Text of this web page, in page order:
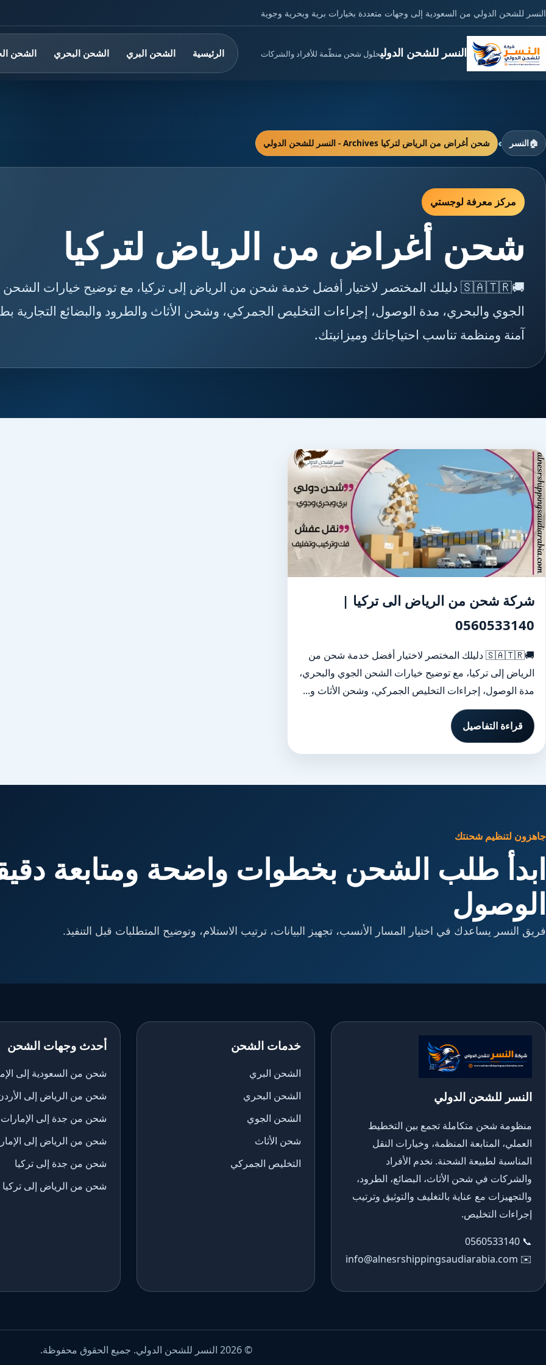
النسر للشحن الدولي من السعودية إلى وجهات متعددة بخيارات برية وبحرية وجوية
النسر للشحن الدوليحلول شحن منظّمة للأفراد والشركات الرئيسية الشحن البري الشحن البحري الشحن
🏠النسر › شحن أغراض من الرياض لتركيا Archives - النسر للشحن الدولي
مركز معرفة لوجستي
شحن أغراض من الرياض لتركيا
🚚🇸🇦🇹🇷 دليلك المختصر لاختيار أفضل خدمة شحن من الرياض إلى تركيا، مع توضيح خيارات الشحن
الجوي والبحري، مدة الوصول، إجراءات التخليص الجمركي، وشحن الأثاث والطرود والبضائع التجارية
آمنة ومنظمة تناسب احتياجاتك وميزانيتك.
شركة شحن من الرياض الى تركيا |
0560533140
🚚🇸🇦🇹🇷 دليلك المختصر لاختيار أفضل خدمة شحن من
الرياض إلى تركيا، مع توضيح خيارات الشحن الجوي والبحري،
مدة الوصول، إجراءات التخليص الجمركي، وشحن الأثاث و...
قراءة التفاصيل
جاهزون لتنظيم شحنتك
ابدأ طلب الشحن بخطوات واضحة ومتابعة
الوصول
فريق النسر يساعدك في اختيار المسار الأنسب، تجهيز البيانات، ترتيب الاستلام، وتوضيح المتطلبات قبل التنفيذ.
النسر للشحن الدولي
منظومة شحن متكاملة تجمع بين التخطيط
العملي، المتابعة المنظمة، وخيارات النقل
المناسبة لطبيعة الشحنة. نخدم الأفراد
والشركات في شحن الأثاث، البضائع، الطرود،
والتجهيزات مع عناية بالتغليف والتوثيق وترتيب
إجراءات التخليص.
📞
0560533140
✉️
info@alnesrshippingsaudiarabia.com
خدمات الشحن
الشحن البري
الشحن البحري
الشحن الجوي
شحن الأثاث
التخليص الجمركي
أحدث وجهات الشحن
شحن من السعودية إلى
شحن من الرياض إلى
شحن من جدة إلى الإمارات
شحن من الرياض إلى
شحن من جدة إلى تركيا
شحن من الرياض إلى تركيا
© 2026 النسر للشحن الدولي. جميع الحقوق محفوظة.